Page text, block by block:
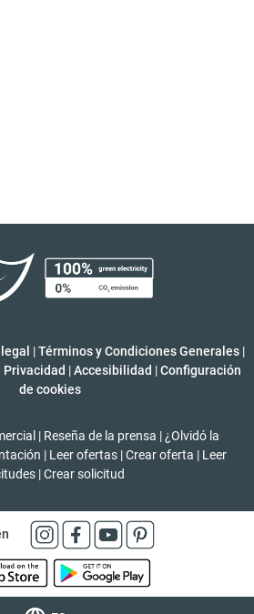
|Términos y Condiciones Generales |
| Accesibilidad | Configuración
de cookies
| Reseña de la prensa | ¿Olvidó la
| Leer ofertas | Crear oferta | Leer
|Crear solicitud